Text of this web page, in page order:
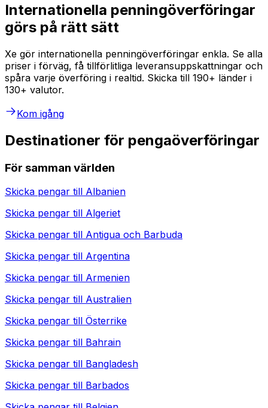
Internationella penningöverföringar
görs på rätt sätt
Xe gör internationella penningöverföringar enkla. Se alla
priser i förväg, få tillförlitliga leveransuppskattningar och
spåra varje överföring i realtid. Skicka till 190+ länder i
130+ valutor.
Kom igång
Destinationer för pengaöverföringar
För samman världen
Skicka pengar till Albanien
Skicka pengar till Algeriet
Skicka pengar till Antigua och Barbuda
Skicka pengar till Argentina
Skicka pengar till Armenien
Skicka pengar till Australien
Skicka pengar till Österrike
Skicka pengar till Bahrain
Skicka pengar till Bangladesh
Skicka pengar till Barbados